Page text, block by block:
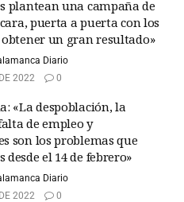
plantean una campaña de
puerta a puerta con los
un gran resultado»
Diario
2022
0
«La despoblación, la
de empleo y
son los problemas que
el 14 de febrero»
Diario
2022
0